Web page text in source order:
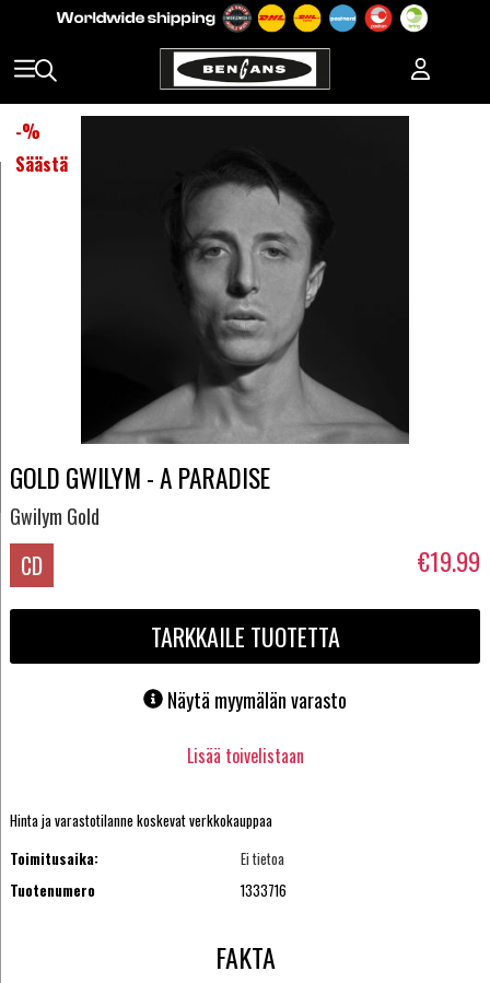
-%
Säästä
GOLD GWILYM - A PARADISE
Gwilym Gold
CD €19.99
TARKKAILE TUOTETTA
Näytä myymälän varasto
Lisää toivelistaan
Hinta ja varastotilanne koskevat verkkokauppaa
Toimitusaika:
Ei tietoa
Tuotenumero
1333716
FAKTA